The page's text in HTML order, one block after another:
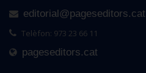
editorial@pageseditors.cat
Telèfon: 973 23 66 11
pageseditors.cat